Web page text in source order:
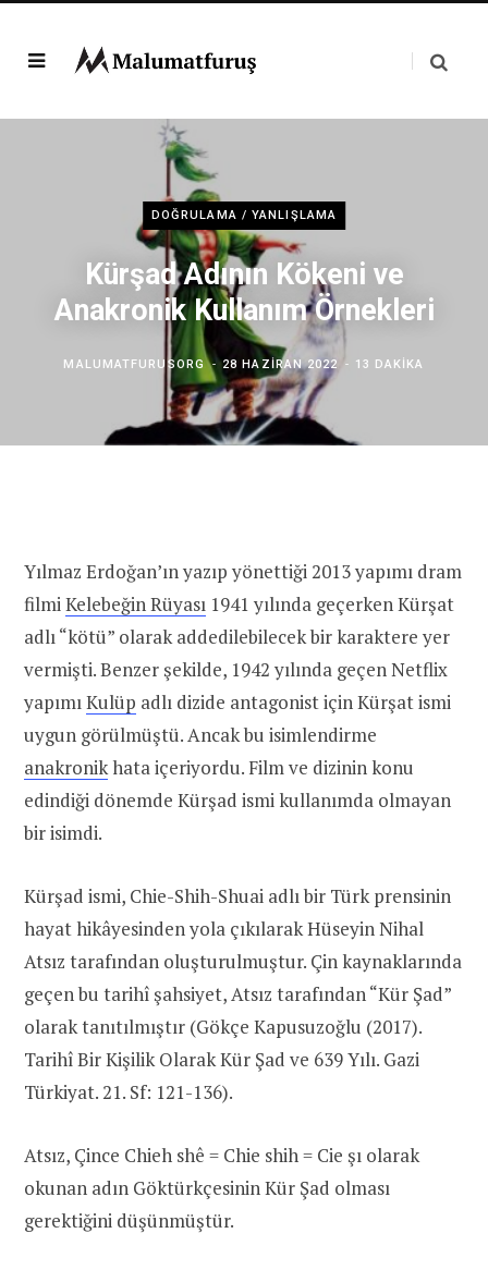
DOĞRULAMA / YANLIŞLAMA
Kürşad Adının Kökeni ve
Anakronik Kullanım Örnekleri
MALUMATFURUSORG 28 HAZIRAN 2022 13 DAKIKA
Yılmaz Erdoğan’ın yazıp yönettiği 2013 yapımı dram
filmiKelebeğin Rüyası 1941 yılında geçerken Kürşat
adlı “kötü” olarak addedilebilecek bir karaktere yer
vermişti. Benzer şekilde, 1942 yılında geçen Netflix
yapımıKulüp adlı dizide antagonist için Kürşat ismi
uygun görülmüştü. Ancak bu isimlendirme
anakronikhata içeriyordu. Film ve dizinin konu
edindiği dönemde Kürşad ismi kullanımda olmayan
bir isimdi.
Kürşad ismi, Chie-Shih-Shuai adlı bir Türk prensinin
hayat hikâyesinden yola çıkılarak Hüseyin Nihal
Atsız tarafından oluşturulmuştur. Çin kaynaklarında
geçen bu tarihî şahsiyet, Atsız tarafından “Kür Şad”
olarak tanıtılmıştır (Gökçe Kapusuzoğlu (2017).
Tarihî Bir Kişilik Olarak Kür Şad ve 639 Yılı. Gazi
Türkiyat. 21. Sf: 121-136).
Atsız, Çince Chieh shê = Chie shih = Cie şı olarak
okunan adın Göktürkçesinin Kür Şad olması
gerektiğini düşünmüştür.